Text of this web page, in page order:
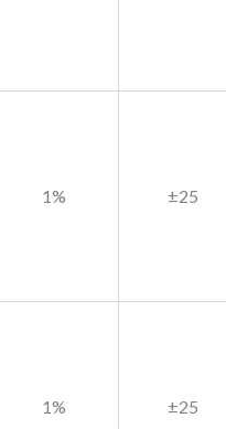
1% ±25
1% ±25